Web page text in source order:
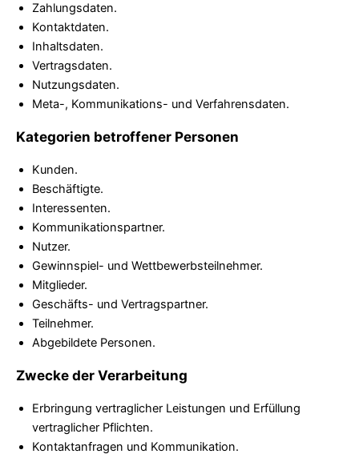
Zahlungsdaten.
Kontaktdaten.
Inhaltsdaten.
Vertragsdaten.
Nutzungsdaten.
Meta-, Kommunikations- und Verfahrensdaten.
Kategorien betroffener Personen
Kunden.
Beschäftigte.
Interessenten.
Kommunikationspartner.
Nutzer.
Gewinnspiel- und Wettbewerbsteilnehmer.
Mitglieder.
Geschäfts- und Vertragspartner.
Teilnehmer.
Abgebildete Personen.
Zwecke der Verarbeitung
Erbringung vertraglicher Leistungen und Erfüllung
vertraglicher Pflichten.
Kontaktanfragen und Kommunikation.